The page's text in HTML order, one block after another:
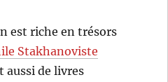
est riche en trésors
Stakhanoviste
aussi de livres